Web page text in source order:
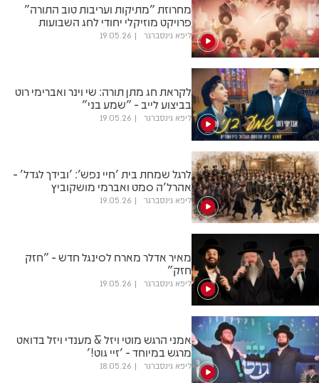
מחרוזת "מתיקות ועריבות טוב התורה"
פרויקט מוזיקלי יחודי לחג השבועות
ליפא גינסברגר 19.05.26
לקראת חג מתן תורה: שי וינר ואברימי רוט
בביצוע לייב - "שמע בני"
ליפא גינסברגר 19.05.26
לרגל שמחת בית 'חיי נפש': 'ובידך לגדל' -
אהרל'ה סמט ואברמי מושקוביץ
ליפא גינסברגר 19.05.26
מאיר אדלר מארח לסינגל חדש - "חזק
חזק"
ליפא גינסברגר 19.05.26
אמני הרגש מוטי ויזל & מענדי ויזל בדואט
מרגש במיוחד - 'זיי גוט!'
ליפא גינסברגר 18.05.26